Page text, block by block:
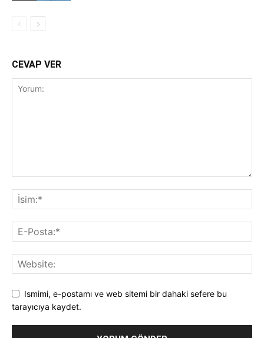
CEVAP VER
Ismimi, e-postamı ve web sitemi bir dahaki sefere bu
tarayıcıya kaydet.